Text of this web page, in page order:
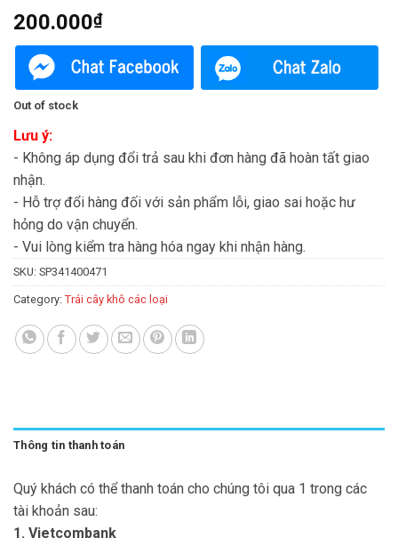
200.000₫
Out of stock
Lưu ý:
- Không áp dụng đổi trả sau khi đơn hàng đã hoàn tất giao
nhận.
- Hỗ trợ đổi hàng đối với sản phẩm lỗi, giao sai hoặc hư
hỏng do vận chuyển.
- Vui lòng kiểm tra hàng hóa ngay khi nhận hàng.
SKU: SP341400471
Category: Trái cây khô các loại
Thông tin thanh toán
Quý khách có thể thanh toán cho chúng tôi qua 1 trong các
tài khoản sau:
1. Vietcombank